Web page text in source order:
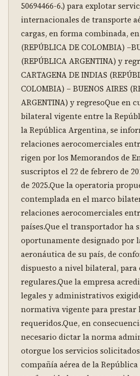
50694466-6.) para explotar
internacionales de transporte
cargas, en forma combinada,
(REPÚBLICA DE COLOMBIA)
(REPÚBLICA ARGENTINA) y
CARTAGENA DE INDIAS
COLOMBIA) – BUENOS AIRES
ARGENTINA) y regresoQue en
bilateral vigente entre la
la República Argentina, se
relaciones aerocomerciales
rigen por los Memorandos de
suscriptos el 22 de febrero de
de 2025.Que la operatoria
contemplada en el marco
relaciones aerocomerciales
países.Que el transportador ha
oportunamente designado por
aeronáutica de su país, de
dispuesto a nivel bilateral, para
regulares.Que la empresa
legales y administrativos
normativa vigente para prestar
requeridos.Que, en
necesario dictar la norma
otorgue los servicios
compañía aérea de la